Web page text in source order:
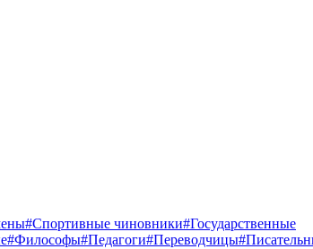
#Спортивные чиновники#Государственные
#Философы#Педагоги#Переводчицы